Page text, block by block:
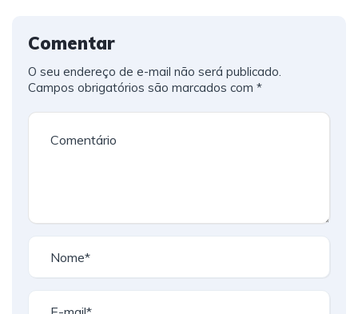
Comentar
O seu endereço de e-mail não será publicado.
Campos obrigatórios são marcados com *